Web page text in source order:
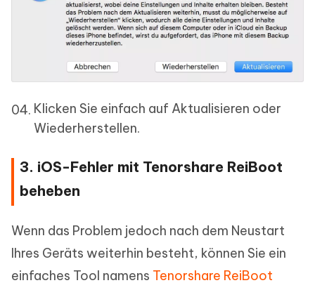
Klicken Sie einfach auf Aktualisieren oder
Wiederherstellen.
3. iOS-Fehler mit Tenorshare ReiBoot
beheben
Wenn das Problem jedoch nach dem Neustart
Ihres Geräts weiterhin besteht, können Sie ein
einfaches Tool namens Tenorshare ReiBoot